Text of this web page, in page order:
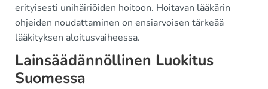
erityisesti unihäiriöiden hoitoon. Hoitavan lääkärin
ohjeiden noudattaminen on ensiarvoisen tärkeää
lääkityksen aloitusvaiheessa.
Lainsäädännöllinen Luokitus
Suomessa